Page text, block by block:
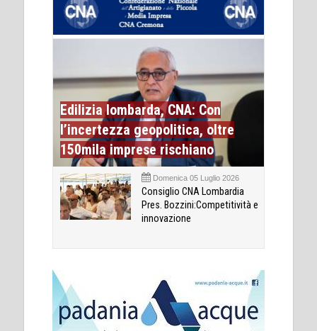
Edilizia lombarda, CNA: Con
l’incertezza geopolitica, oltre
150mila imprese rischiano
Domenica 05 Luglio 2026
Consiglio CNA Lombardia
Pres. Bozzini:Competitività e
innovazione